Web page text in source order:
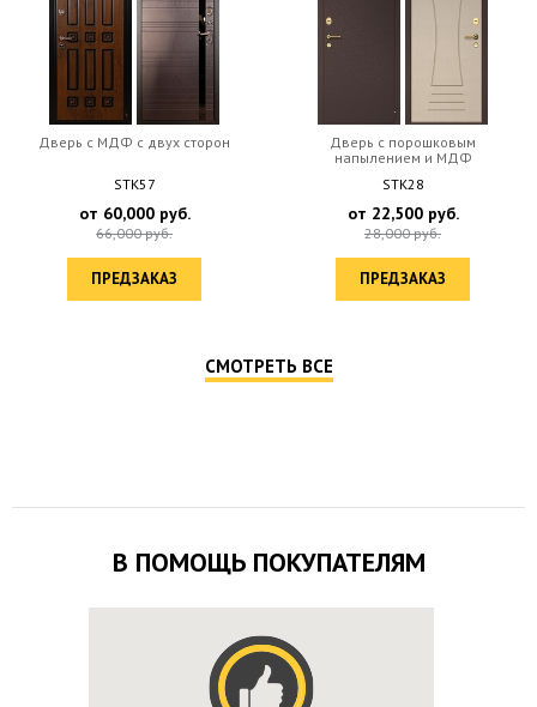
Дверь c МДФ с двух сторон
STK57
от 60,000руб.
66,000руб.
ПРЕДЗАКАЗ
Дверь с порошковым
напылением и МДФ
STK28
от 22,500руб.
28,000руб.
ПРЕДЗАКАЗ
СМОТРЕТЬ ВСЕ
В ПОМОЩЬ ПОКУПАТЕЛЯМ